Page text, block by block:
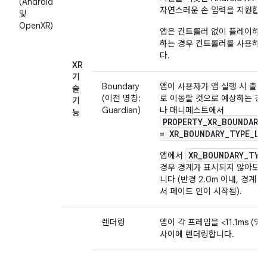
및
OpenXR)
XR
기
술
기
능
자연스러운 손 입력을 지원합
앱은 컨트롤러 없이 플레이하
하는 경우 컨트롤러를 사용하
다.
Boundary
(이전 명칭:
Guardian)
앱이 사용자가 앱 실행 시 출
로 이동할 것으로 예상하는 경
나 매니페스트에서
=
앱에서
경우 경계가 표시되지 않아도
니다 (반경 2.0m 이내, 경계
서 페이드 인이 시작됨).
렌더링
앱이 각 프레임을 <11.1ms
사이에 렌더링합니다.